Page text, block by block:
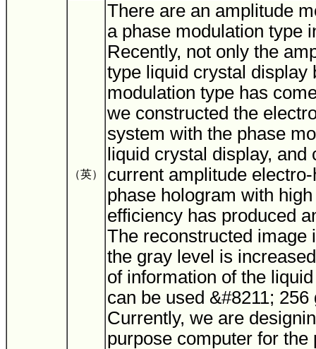
（英）
There are an amplitude
a phase modulation type
Recently, not only the
type liquid crystal display
modulation type has
we constructed the
system with the phase
liquid crystal display, and
current amplitude
phase hologram with
efficiency has produced
The reconstructed image
the gray level is
of information of the
can be used &#8211;
Currently, we are
purpose computer for the